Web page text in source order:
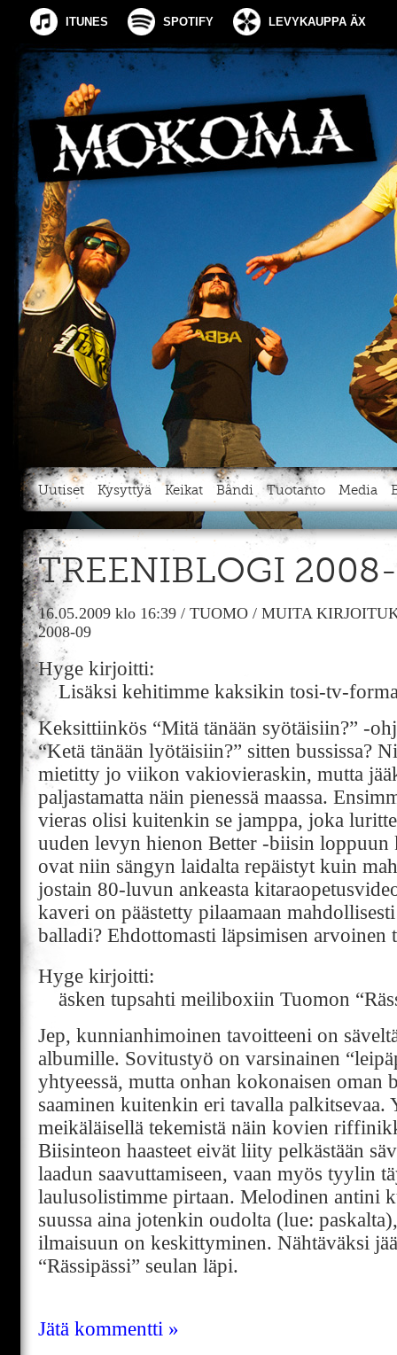
ITUNES SPOTIFY LEVYKAUPPA ÄX
Uutiset Kysyttyä Keikat Bändi Tuotanto Media
TREENIBLOGI
16.05.2009 klo 16:39 / TUOMO / MUITA
2008-09
Hyge kirjoitti:
Lisäksi kehitimme kaksikin tosi-tv-
Keksittiinkös “Mitä tänään syötäisiin?” -
“Ketä tänään lyötäisiin?” sitten bussissa?
mietitty jo viikon vakiovieraskin, mutta
paljastamatta näin pienessä maassa.
vieras olisi kuitenkin se jamppa, joka
uuden levyn hienon Better -biisin loppuun
ovat niin sängyn laidalta repäistyt kuin
jostain 80-luvun ankeasta
kaveri on päästetty pilaamaan
balladi? Ehdottomasti läpsimisen arvoinen
Hyge kirjoitti:
äsken tupsahti meiliboxiin Tuomon
Jep, kunnianhimoinen tavoitteeni on
albumille. Sovitustyö on varsinainen
yhtyeessä, mutta onhan kokonaisen oman
saaminen kuitenkin eri tavalla palkitsevaa.
meikäläisellä tekemistä näin kovien
Biisinteon haasteet eivät liity pelkästään
laadun saavuttamiseen, vaan myös tyylin
laulusolistimme pirtaan. Melodinen antini
suussa aina jotenkin oudolta (lue:
ilmaisuun on keskittyminen. Nähtäväksi
“Rässipässi” seulan läpi.
Jätä kommentti »